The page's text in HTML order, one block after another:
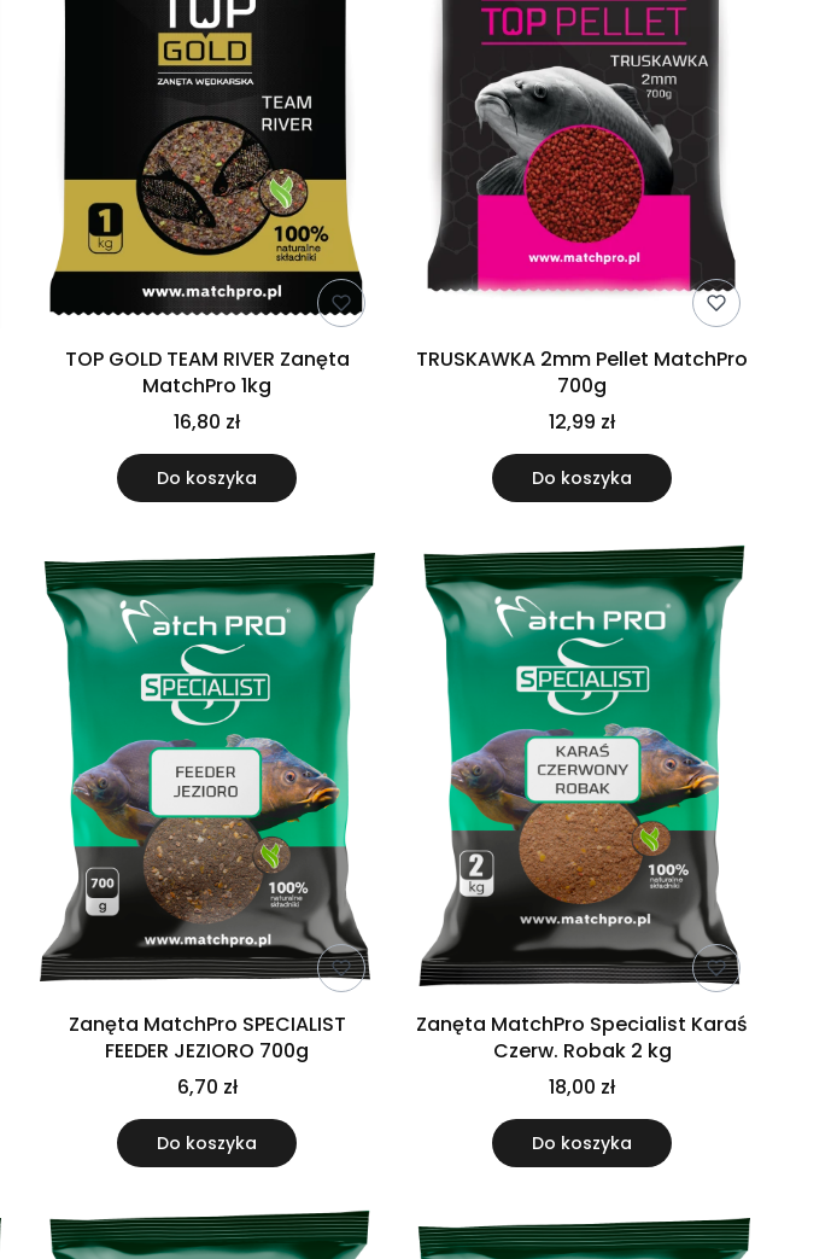
TOP GOLD TEAM RIVER Zanęta
MatchPro 1kg
16,80 zł
Do koszyka
TRUSKAWKA 2mm Pellet MatchPro
700g
12,99 zł
Do koszyka
Zanęta MatchPro SPECIALIST
FEEDER JEZIORO 700g
6,70 zł
Do koszyka
Zanęta MatchPro Specialist Karaś
Czerw. Robak 2 kg
18,00 zł
Do koszyka